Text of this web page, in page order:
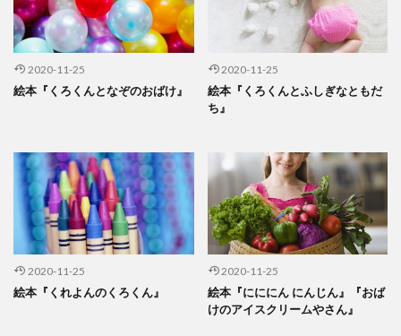
2020-11-25
絵本『くろくんとなぞのおばけ』
2020-11-25
絵本『くろくんとふしぎなともだ
ち』
2020-11-25
絵本『くれよんのくろくん』
2020-11-25
絵本『にににん にんじん』『おば
けのアイスクリームやさん』